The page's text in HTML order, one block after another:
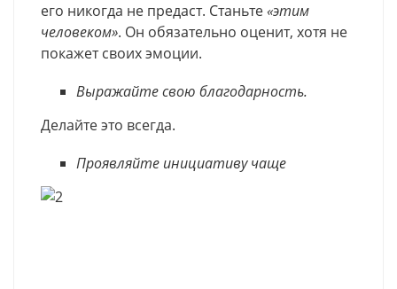
его никогда не предаст. Станьте«этим
человеком». Он обязательно оценит, хотя не
покажет своих эмоции.
Выражайте свою благодарность.
Делайте это всегда.
Проявляйте инициативу чаще